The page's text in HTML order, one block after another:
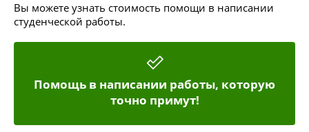
Вы можете узнать стоимость помощи в написании
студенческой работы.
Помощь в написании работы, которую
точно примут!